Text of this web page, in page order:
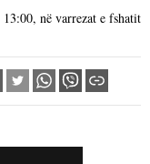
në varrezat e fshatit